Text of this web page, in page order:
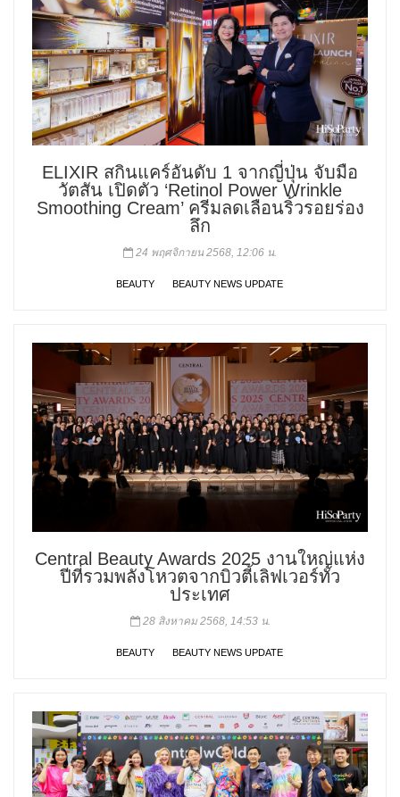
ELIXIR สกินแคร์อันดับ 1 จากญี่ปุ่น จับมือ
วัตสัน เปิดตัว ‘Retinol Power Wrinkle
Smoothing Cream’ ครีมลดเลือนริ้วรอยร่อง
ลึก
24 พฤศจิกายน 2568, 12:06 น.
BEAUTY BEAUTY NEWS UPDATE
Central Beauty Awards 2025 งานใหญ่แห่ง
ปีที่รวมพลังโหวตจากบิวตี้เลิฟเวอร์ทั่ว
ประเทศ
28 สิงหาคม 2568, 14:53 น.
BEAUTY BEAUTY NEWS UPDATE